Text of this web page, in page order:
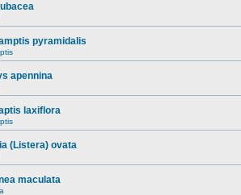
pyramidalis
apennina
laxiflora
(Listera) ovata
maculata